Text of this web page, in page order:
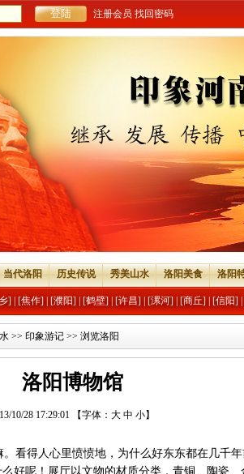
注册会员 找回密码
当代洛阳 历史传说 秀美山水 洛阳美食 洛阳
] [焦作] [濮阳] [鹤壁] [许昌] [漯河] [商丘] [信阳]
>> 印象游记 >> 浏览洛阳
洛阳博物馆
10/28 17:29:01 【字体： 大 中 小】
看得人心里愤愤地，为什么好东东都在几千
好呢！展厅以文物的材质分类，青铜、陶瓷